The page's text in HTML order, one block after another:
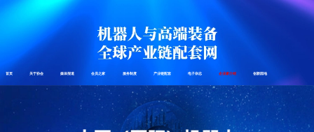
首页 关于协会 媒体报道 会员之家 服务制度 产业链配套 电子杂志 企业家介绍 创新园地